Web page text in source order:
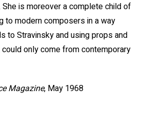
She is moreover a complete child of
to modern composers in a way
to Stravinsky and using props and
only come from contemporary
Magazine, May 1968